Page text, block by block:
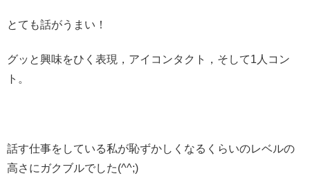
とても話がうまい！
グッと興味をひく表現，アイコンタクト，そして1人コン
ト。
話す仕事をしている私が恥ずかしくなるくらいのレベルの
高さにガクブルでした(^^;)